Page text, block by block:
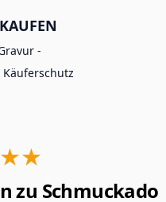
-
zu Schmuckado